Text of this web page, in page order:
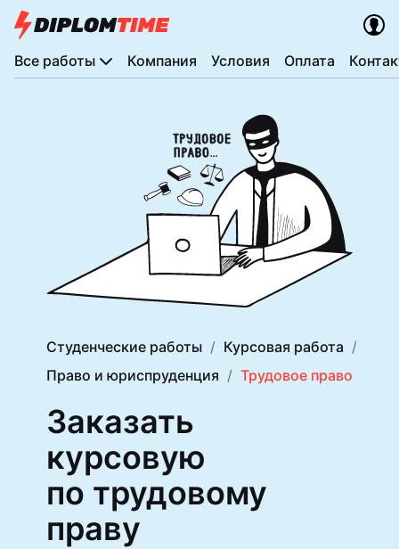
Все работы Компания Условия Оплата
Студенческие работы
Курсовая работа
Право и юриспруденция
Трудовое право
Заказать
курсовую
по трудовому
праву